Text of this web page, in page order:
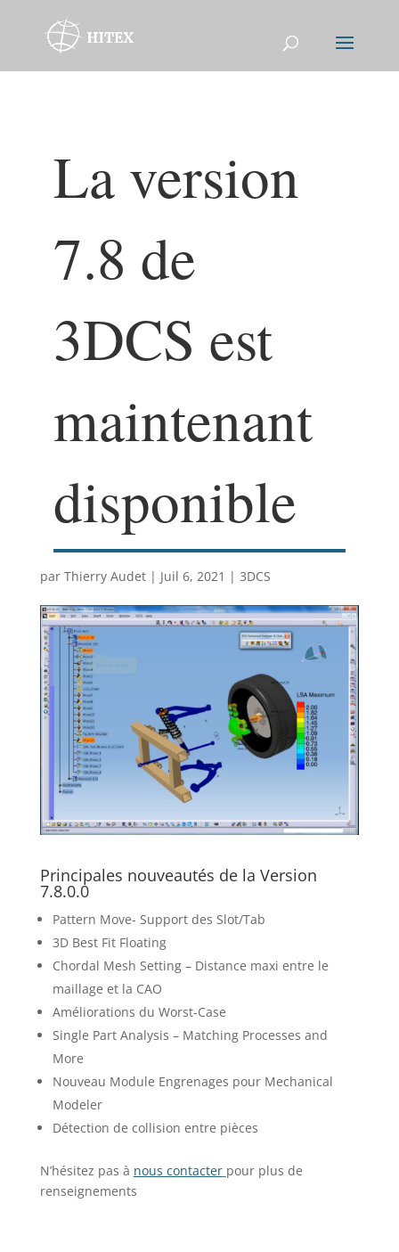
La version
7.8 de
3DCS est
maintenant
disponible
par Thierry Audet| Juil 6, 2021 | 3DCS
Principales nouveautés de la Version
7.8.0.0
Pattern Move- Support des Slot/Tab
3D Best Fit Floating
Chordal Mesh Setting – Distance maxi entre le
maillage et la CAO
Améliorations du Worst-Case
Single Part Analysis – Matching Processes and
More
Nouveau Module Engrenages pour Mechanical
Modeler
Détection de collision entre pièces
N’hésitez pas à nous contacter pour plus de
renseignements